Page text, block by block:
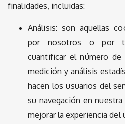
finalidades, incluidas:
Análisis: son aquellas
por nosotros o por
cuantificar el número de
medición y análisis
hacen los usuarios del
su navegación en
mejorar la experiencia del